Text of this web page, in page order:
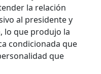
la relación
al presidente y
lo que produjo la
condicionada que
que